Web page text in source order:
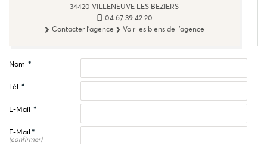
34420 VILLENEUVE LES BEZIERS
04 67 39 42 20
Contacter l'agence
Voir les biens de l'agence
Nom *
Tél *
E-Mail *
E-Mail *
(confirmer)